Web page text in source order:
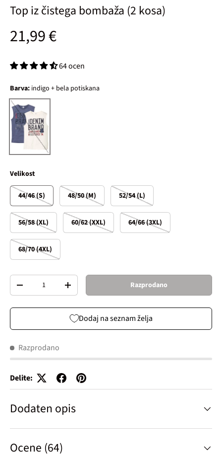
Top iz čistega bombaža (2 kosa)
Običajna cena
21,99 €
64 ocen
Barva: indigo + bela potiskana
indigo + bela potiskana
Velikost
44/46 (S) 48/50 (M) 52/54 (L)
56/58 (XL) 60/62 (XXL) 64/66 (3XL)
68/70 (4XL)
Količina
Decrease quantityIncrease quantity Razprodano
Dodaj na seznam želja
Razprodano
Delite:
Dodaten opis
Ocene (64)